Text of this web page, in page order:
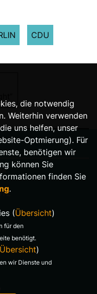
CDU
die notwendig
Weiterhin verwenden
uns helfen, unser
Optmierung). Für
benötigen wir
können Sie
finden Sie
.
(Übersicht)
für den
benötigt.
Übersicht)
wir Dienste und